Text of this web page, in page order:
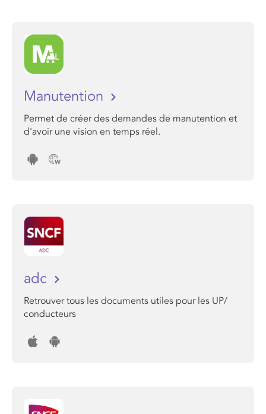
Manutention
Permet de créer des demandes de manutention et
d'avoir une vision en temps réel.
adc
Retrouver tous les documents utiles pour les UP/
conducteurs